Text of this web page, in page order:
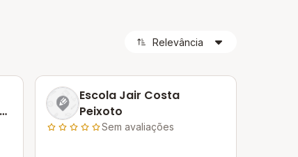
Escola Jair Costa
Peixoto
Sem avaliações